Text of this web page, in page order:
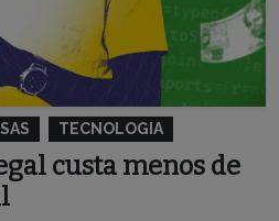
TECNOLOGIA
custa menos de